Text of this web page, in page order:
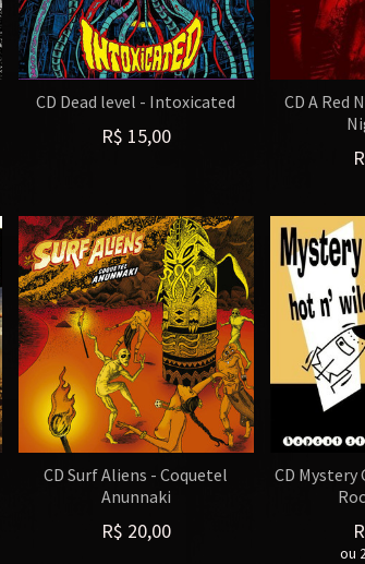
CD Dead level - Intoxicated
R$ 15,00
CD A Red
CD Surf Aliens - Coquetel
Anunnaki
R$ 20,00
CD Mystery
ou